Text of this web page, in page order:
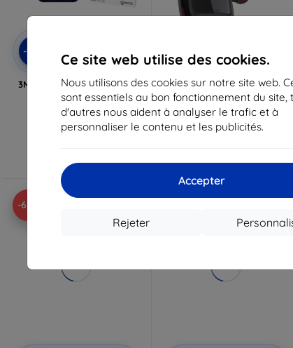
Ce site web utilise des cookies.
Nous utilisons des cookies sur notre site web.
sont essentiels au bon fonctionnement du site,
d'autres nous aident à analyser le trafic et à
personnaliser le contenu et les publicités.
Accepter
Rejeter
-10%
coupon
3MK All-Safe AC Sam A03s
4G, coque armor,
transparente
(5903108435901)
14,90 €
En stock 2 pièces
coupon
Ghostek Covert 6, Galaxy
A03s, smoke (GHOCAS2998)
20,90 €
10,72 €
-62%